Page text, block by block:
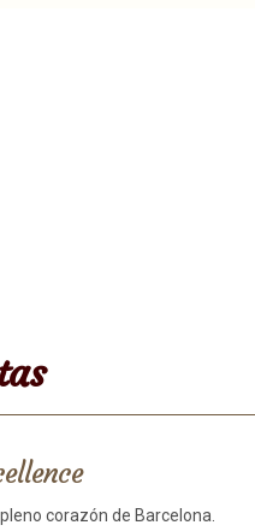
corazón de Barcelona.